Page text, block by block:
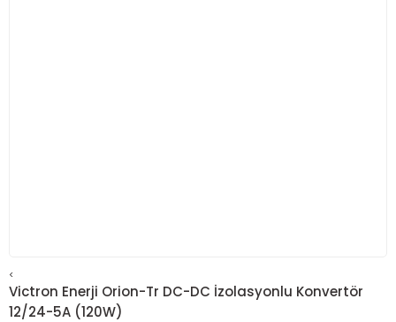
<
Victron Enerji Orion-Tr DC-DC İzolasyonlu Konvertör
12/24-5A (120W)